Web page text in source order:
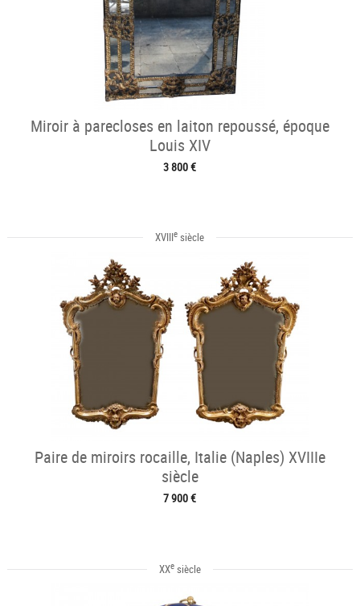
Miroir à parecloses en laiton repoussé, époque
Louis XIV
3 800 €
XVIIIe siècle
Paire de miroirs rocaille, Italie (Naples) XVIIIe
siècle
7 900 €
XXesiècle